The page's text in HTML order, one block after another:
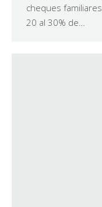
cheques
20 al 30% de…